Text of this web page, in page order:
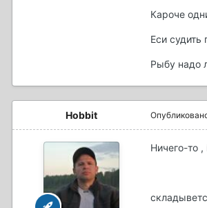
Кароче
Еси судить
Рыбу надо
Hobbit
Ничего-то